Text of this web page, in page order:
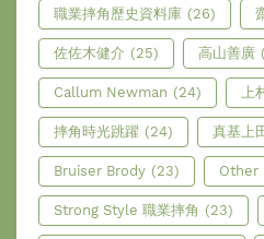
職業摔角歷史資料庫 (26)
佐佐木健介 (25) 高山善廣
Callum Newman (24) 上
摔角時光跳躍 (24) 真基上
Bruiser Brody (23) Other
Strong Style 職業摔角 (23)